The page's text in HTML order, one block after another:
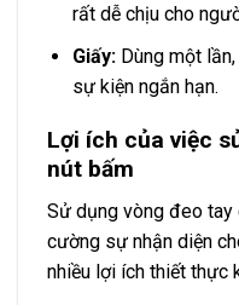
rất dễ chịu cho
Giấy:Dùng một lần,
sự kiện ngắn hạn.
Lợi ích của việc
nút bấm
Sử dụng vòng đeo tay
cường sự nhận diện
nhiều lợi ích thiết thực